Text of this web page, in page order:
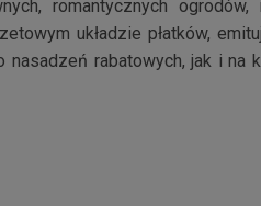
romantycznych
układzie płatków,
rabatowych, jak i na